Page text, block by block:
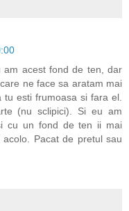
acest fond de ten, dar
ne face sa aratam mai
esti frumoasa si fara el.
(nu sclipici). Si eu am
cu un fond de ten ii mai
Pacat de pretul sau